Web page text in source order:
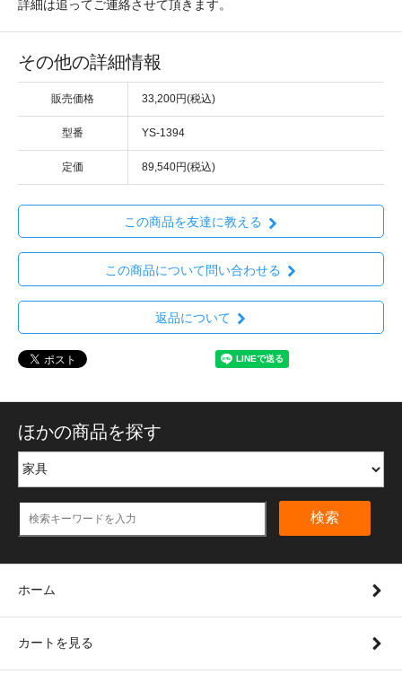
詳細は追ってご連絡させて頂きます。
その他の詳細情報
販売価格 33,200円(税込)
型番 YS-1394
定価 89,540円(税込)
この商品を友達に教える
この商品について問い合わせる
返品について
ほかの商品を探す
検索
ホーム
カートを見る